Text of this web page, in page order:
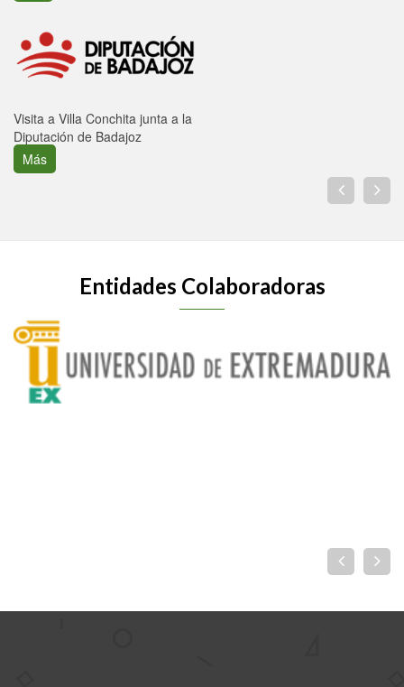
Visita a Villa Conchita junta a la
Diputación de Badajoz
Más
Entidades Colaboradoras